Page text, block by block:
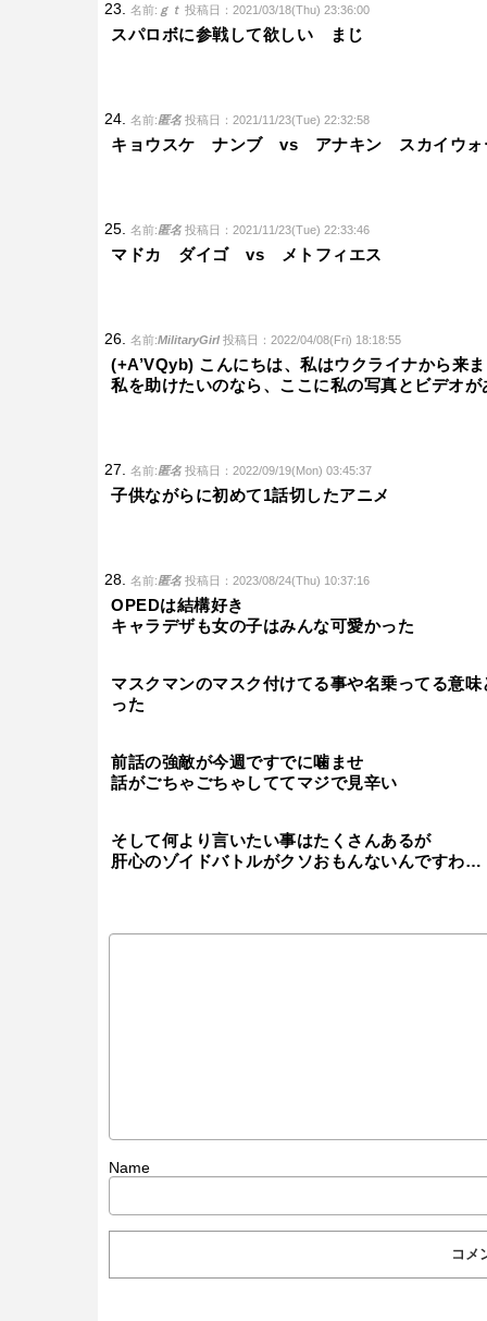
名前: ｇｔ 投稿日：2021/03/18(Thu) 23:36:00
スパロボに参戦して欲しい まじ
名前:匿名 投稿日：2021/11/23(Tue) 22:32:58
キョウスケ ナンブ vs アナキン スカイウォ
名前:匿名 投稿日：2021/11/23(Tue) 22:33:46
マドカ ダイゴ vs メトフィエス
名前:MilitaryGirl 投稿日：2022/04/08(Fri) 18:18:55
(+A’VQyb) こんにちは、私はウクライナから来
私を助けたいのなら、ここに私の写真とビデオ
名前:匿名 投稿日：2022/09/19(Mon) 03:45:37
子供ながらに初めて1話切したアニメ
名前:匿名 投稿日：2023/08/24(Thu) 10:37:16
OPEDは結構好き
キャラデザも女の子はみんな可愛かった
マスクマンのマスク付けてる事や名乗ってる意
った
前話の強敵が今週ですでに噛ませ
話がごちゃごちゃしててマジで見辛い
そして何より言いたい事はたくさんあるが
肝心のゾイドバトルがクソおもんないんですわ…
Name